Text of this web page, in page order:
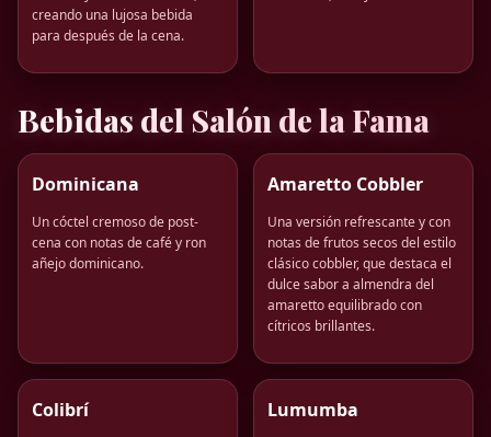
creando una lujosa bebida
para después de la cena.
Bebidas del Salón de la Fama
Dominicana
Un cóctel cremoso de post-
cena con notas de café y ron
añejo dominicano.
Amaretto Cobbler
Una versión refrescante y con
notas de frutos secos del estilo
clásico cobbler, que destaca el
dulce sabor a almendra del
amaretto equilibrado con
cítricos brillantes.
Colibrí Lumumba